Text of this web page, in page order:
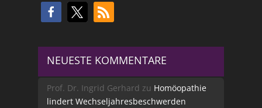
NEUESTE KOMMENTARE
Prof. Dr. Ingrid Gerhard zu Homöopathie
lindert Wechseljahresbeschwerden